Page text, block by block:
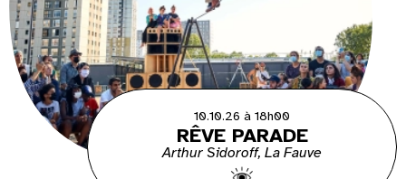
10.10.26 à 18h00
RÊVE PARADE
Arthur Sidoroff, La Fauve